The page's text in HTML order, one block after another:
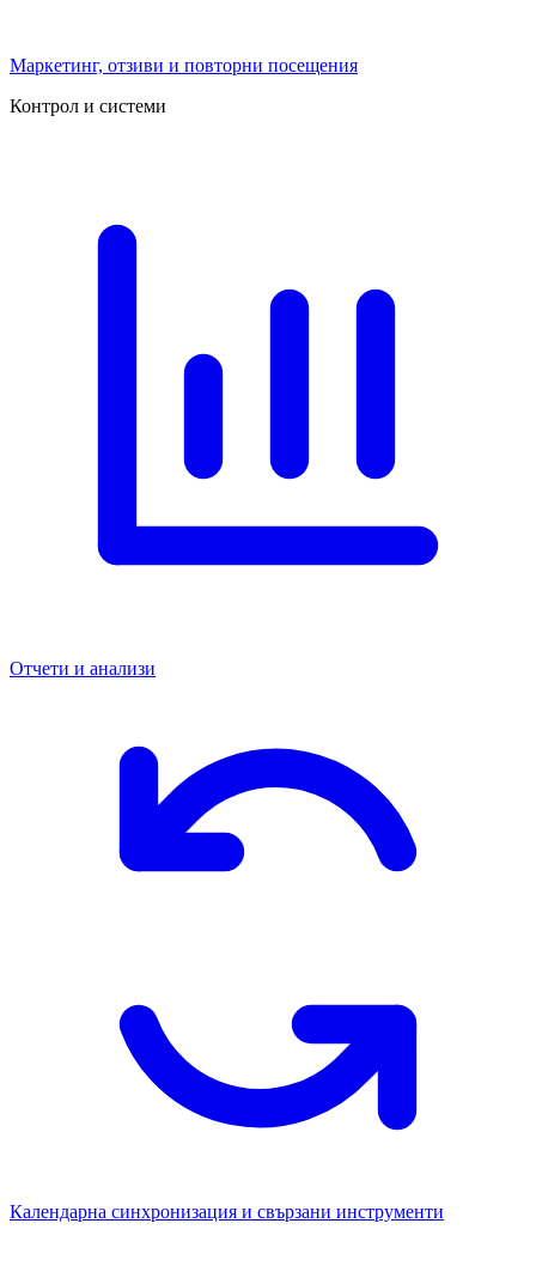
Маркетинг, отзиви и повторни посещения
Контрол и системи
Отчети и анализи
Календарна синхронизация и свързани инструменти